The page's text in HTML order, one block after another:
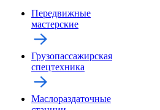
Передвижные
мастерские
Грузопассажирская
спецтехника
Маслораздаточные